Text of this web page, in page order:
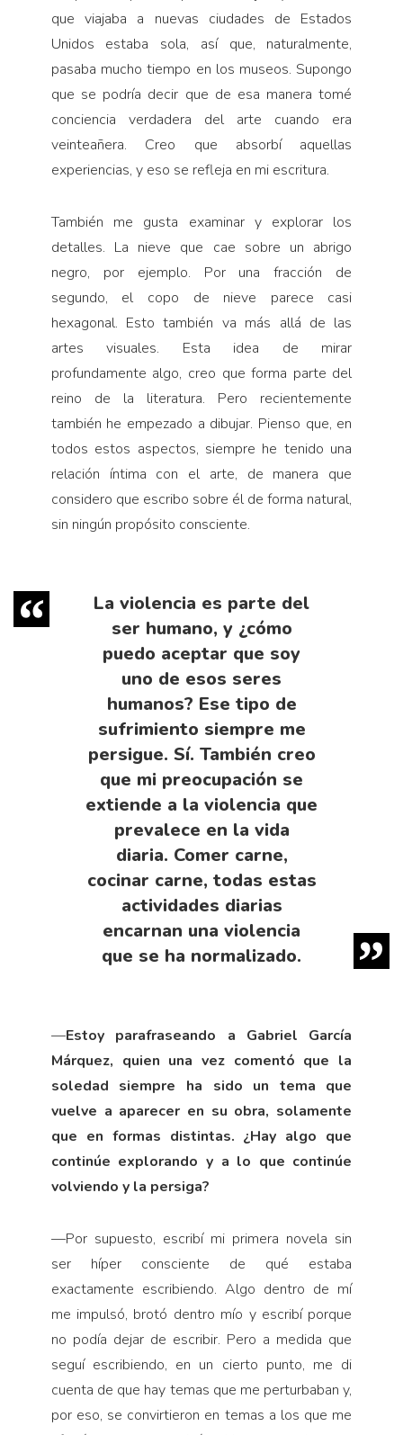
que viajaba a nuevas ciudades de Estados
Unidos estaba sola, así que, naturalmente,
pasaba mucho tiempo en los museos. Supongo
que se podría decir que de esa manera tomé
conciencia verdadera del arte cuando era
veinteañera. Creo que absorbí aquellas
experiencias, y eso se refleja en mi escritura.
También me gusta examinar y explorar los
detalles. La nieve que cae sobre un abrigo
negro, por ejemplo. Por una fracción de
segundo, el copo de nieve parece casi
hexagonal. Esto también va más allá de las
artes visuales. Esta idea de mirar
profundamente algo, creo que forma parte del
reino de la literatura. Pero recientemente
también he empezado a dibujar. Pienso que, en
todos estos aspectos, siempre he tenido una
relación íntima con el arte, de manera que
considero que escribo sobre él de forma natural,
sin ningún propósito consciente.
La violencia es parte del
ser humano, y ¿cómo
puedo aceptar que soy
uno de esos seres
humanos? Ese tipo de
sufrimiento siempre me
persigue. Sí. También creo
que mi preocupación se
extiende a la violencia que
prevalece en la vida
diaria. Comer carne,
cocinar carne, todas estas
actividades diarias
encarnan una violencia
que se ha normalizado.
—Estoy parafraseando a Gabriel García
Márquez, quien una vez comentó que la
soledad siempre ha sido un tema que
vuelve a aparecer en su obra, solamente
que en formas distintas. ¿Hay algo que
continúe explorando y a lo que continúe
volviendo y la persiga?
—Por supuesto, escribí mi primera novela sin
ser híper consciente de qué estaba
exactamente escribiendo. Algo dentro de mí
me impulsó, brotó dentro mío y escribí porque
no podía dejar de escribir. Pero a medida que
seguí escribiendo, en un cierto punto, me di
cuenta de que hay temas que me perturbaban y,
por eso, se convirtieron en temas a los que me